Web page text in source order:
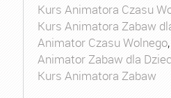
Kurs Animatora Czasu
Kurs Animatora Zabaw
Animator Czasu Wolnego,
Animator Zabaw dla
Kurs Animatora Zabaw